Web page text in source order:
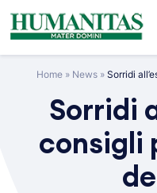
Skip
to
Home » News » Sorridi
Sorridi
consigli